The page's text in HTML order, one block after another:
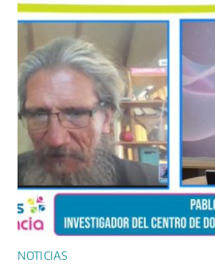
NOTICIAS